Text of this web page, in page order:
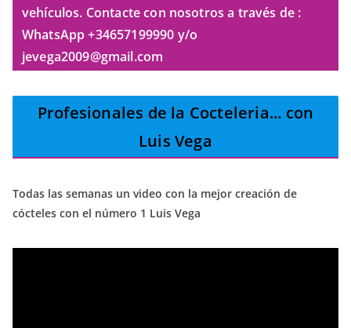
vehículos. Contacte con nosotros a través de :
WhatsApp +34657199990 y/o
jevega2009@gmail.com
Profesionales de la Cocteleria... con
Luis Vega
Todas las semanas un video con la mejor creación de
cócteles con el número 1 Luis Vega